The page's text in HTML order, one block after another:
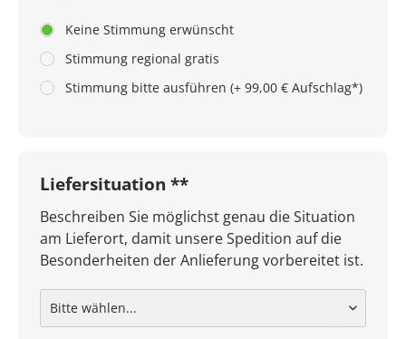
Keine Stimmung erwünscht
Stimmung regional gratis
Stimmung bitte ausführen (+ 99,00 € Aufschlag*)
Liefersituation **
Beschreiben Sie möglichst genau die Situation
am Lieferort, damit unsere Spedition auf die
Besonderheiten der Anlieferung vorbereitet ist.